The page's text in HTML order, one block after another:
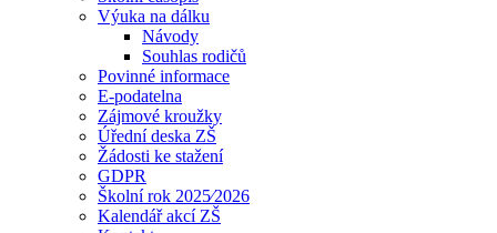
Výuka na dálku
Návody
Souhlas rodičů
Povinné informace
E-podatelna
Zájmové kroužky
Úřední deska ZŠ
Žádosti ke stažení
GDPR
Školní rok 2025⁄2026
Kalendář akcí ZŠ